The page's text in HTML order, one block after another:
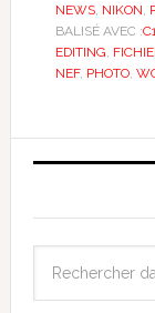
NEWS, NIKON
BALISÉ AVEC :
EDITING
NEF, PHOTO,